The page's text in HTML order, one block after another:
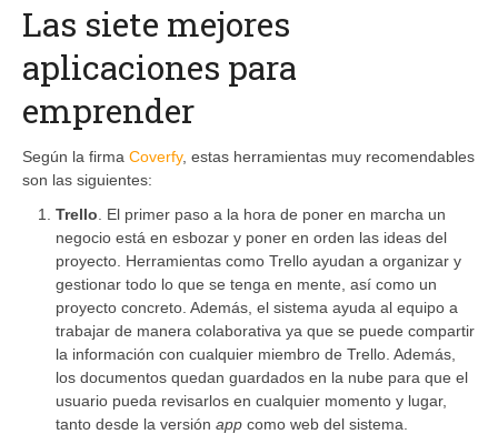
Las siete mejores
aplicaciones para
emprender
Según la firma Coverfy, estas herramientas muy recomendables
son las siguientes:
Trello . El primer paso a la hora de poner en marcha un
negocio está en esbozar y poner en orden las ideas del
proyecto. Herramientas como Trello ayudan a organizar y
gestionar todo lo que se tenga en mente, así como un
proyecto concreto. Además, el sistema ayuda al equipo a
trabajar de manera colaborativa ya que se puede compartir
la información con cualquier miembro de Trello. Además,
los documentos quedan guardados en la nube para que el
usuario pueda revisarlos en cualquier momento y lugar,
tanto desde la versión app como web del sistema.